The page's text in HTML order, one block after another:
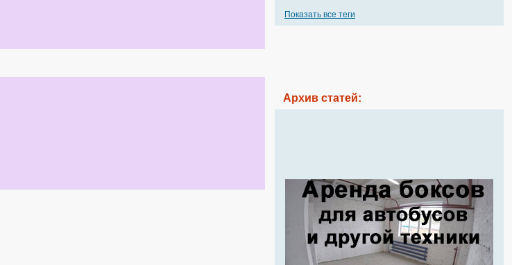
Показать все теги
Архив статей: